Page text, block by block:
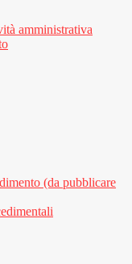
amministrativa
(da pubblicare